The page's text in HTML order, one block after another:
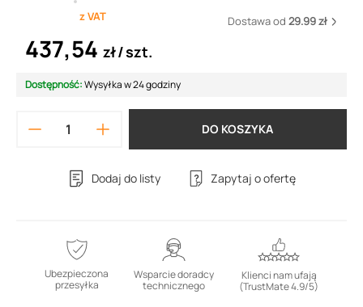
z VAT Dostawa od 29.99 zł
437,54 zł szt.
Dostępność:Wysyłka w 24 godziny
DO KOSZYKA
Dodaj do listy Zapytaj o ofertę
Ubezpieczona
przesyłka
Wsparcie doradcy
technicznego
Klienci nam ufają
(TrustMate 4.9/5)